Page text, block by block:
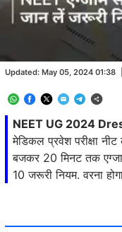
NEET UG 2024
मेडिकल प्रवेश परीक्षा
बजकर 20 मिनट तक
10 जरूरी नियम. वरना
Updated: May 05, 2024 01:38